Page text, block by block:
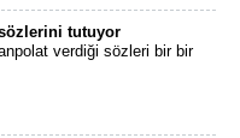
tutuyor
verdiği sözleri bir bir